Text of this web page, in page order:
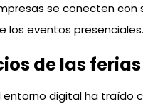
se conecten con
los eventos presenciales.
de las
entorno digital ha traído